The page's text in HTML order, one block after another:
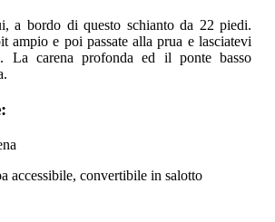
a bordo di questo schianto da 22 piedi.
ampio e poi passate alla prua e lasciatevi
La carena profonda ed il ponte basso
accessibile, convertibile in salotto